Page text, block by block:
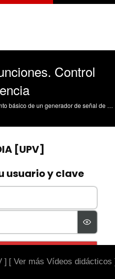
Control
Descripción sobre el funcionamiento básico de un generador de señal de baja frecuencia y sus particularidades para controlar la frecuencia que genera desde el exterior. Rieta Ibañez, JJ. (2013). Generador de Funciones. Control externo de frecuencia. https://riunet.upv.es/handle/10251/31507
] [ Ver más Vídeos didácticos